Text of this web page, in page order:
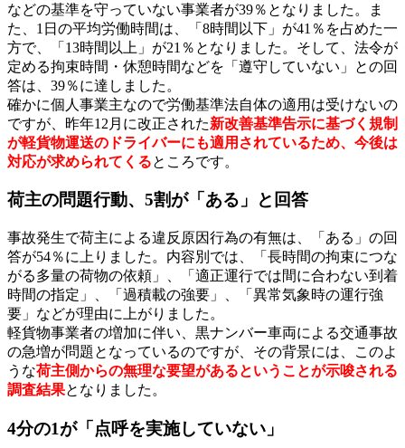
などの基準を守っていない事業者が39％となりました。ま
た、1日の平均労働時間は、「8時間以下」が41％を占めた一
方で、「13時間以上」が21％となりました。そして、法令が
定める拘束時間・休憩時間などを「遵守していない」との回
答は、39％に達しました。
確かに個人事業主なので労働基準法自体の適用は受けないの
ですが、昨年12月に改正された新改善基準告示に基づく規制
が軽貨物運送のドライバーにも適用されているため、今後は
対応が求められてくるところです。
荷主の問題行動、5割が「ある」と回答
事故発生で荷主による違反原因行為の有無は、「ある」の回
答が54％に上りました。内容別では、「長時間の拘束につな
がる多量の荷物の依頼」、「適正運行では間に合わない到着
時間の指定」、「過積載の強要」、「異常気象時の運行強
要」などが理由に上がりました。
軽貨物事業者の増加に伴い、黒ナンバー車両による交通事故
の急増が問題となっているのですが、その背景には、このよ
うな荷主側からの無理な要望があるということが示唆される
調査結果となりました。
4分の1が「点呼を実施していない」